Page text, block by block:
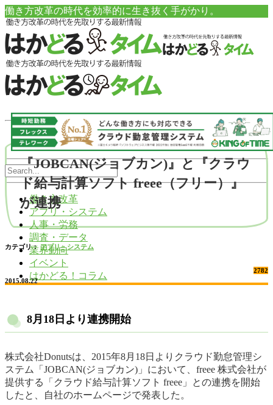
働き方改革の時代を効率的に生き抜く手がかり。
働き方改革
アプリ・システム
人事・労務
調査・データ
業界動向
イベント
はかどる！コラム
『JOBCAN(ジョブカン)』と『クラウ
ド給与計算ソフト freee（フリー）』
が連携
カテゴリ： アプリ・システム
2782
2015.08.22
8月18日より連携開始
株式会社Donutsは、2015年8月18日よりクラウド勤怠管理シ
ステム「JOBCAN(ジョブカン)」において、freee 株式会社が
提供する「クラウド給与計算ソフト freee」との連携を開始
したと、自社のホームページで発表した。